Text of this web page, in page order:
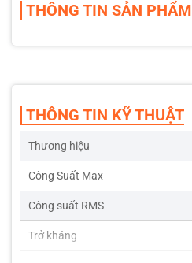
THÔNG TIN SẢN PHẨM
THÔNG TIN KỸ THUẬT
Thương hiệu
Công Suất Max
Công suất RMS
Trở kháng